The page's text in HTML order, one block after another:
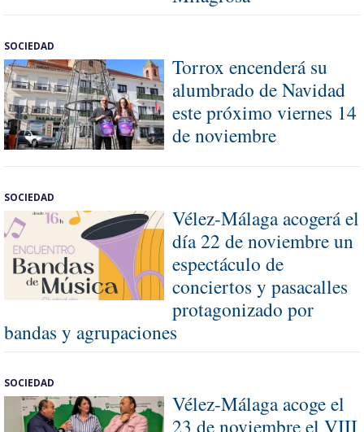
SOCIEDAD
Torrox encenderá su
alumbrado de Navidad
este próximo viernes 14
de noviembre
SOCIEDAD
Vélez-Málaga acogerá el
día 22 de noviembre un
espectáculo de
conciertos y pasacalles
protagonizado por
bandas y agrupaciones
SOCIEDAD
Vélez-Málaga acoge el
23 de noviembre el VIII